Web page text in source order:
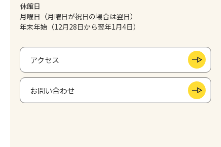
休館日
月曜日（月曜日が祝日の場合は翌日）
年末年始（12月28日から翌年1月4日）
アクセス
お問い合わせ